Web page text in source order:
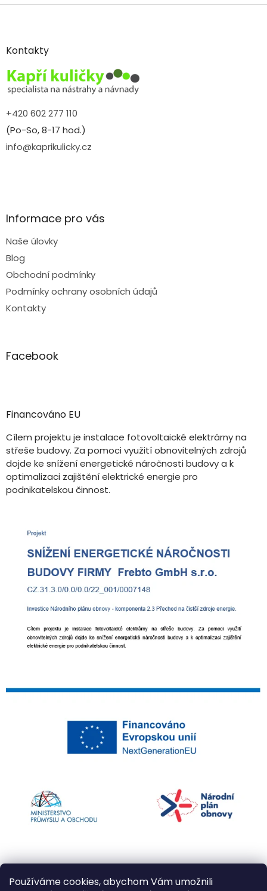
Používáme cookies, abychom Vám umožnili
Z
aKontakty
+420 602 277 110
(Po-So, 8-17 hod.)
info@kaprikulicky.cz
Informace pro vás
Naše úlovky
Blog
Obchodní podmínky
Podmínky ochrany osobních údajů
Kontakty
Facebook
Financováno EU
Cílem projektu je instalace fotovoltaické elektrárny na
střeše budovy. Za pomoci využití obnovitelných zdrojů
dojde ke snížení energetické náročnosti budovy a k
optimalizaci zajištění elektrické energie pro
podnikatelskou činnost.